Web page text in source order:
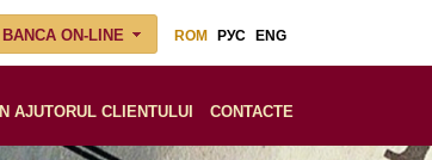
BANCA ON-LINE ROM РУС ENG
ÎN AJUTORUL CLIENTULUI СONTACTE